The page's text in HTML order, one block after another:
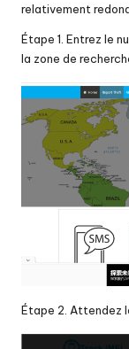
relativement
Étape 1. Entrez le
la zone de
Étape 2. Attendez